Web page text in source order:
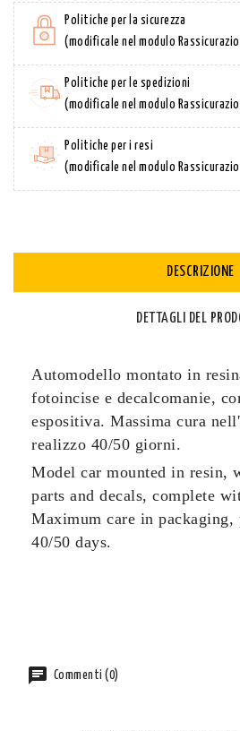
Politiche per la sicurezza
(modificale nel modulo
Politiche per le spedizioni
(modificale nel modulo
Politiche per i resi
(modificale nel modulo
DESCRIZIONE
DETTAGLI DEL
Automodello montato in
fotoincise e decalcomanie,
espositiva. Massima cura
realizzo 40/50 giorni.
Model car mounted in resin,
parts and decals, complete
Maximum care in
40/50 days.
Commenti (0)